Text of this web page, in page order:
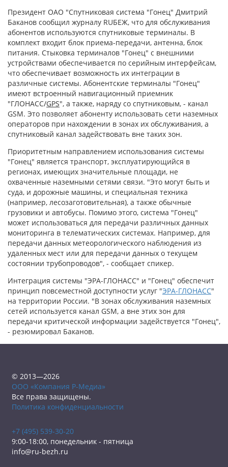
Президент ОАО "Спутниковая система "Гонец" Дмитрий
Баканов сообщил журналу RUБЕЖ, что для обслуживания
абонентов используются спутниковые терминалы. В
комплект входит блок приема-передачи, антенна, блок
питания. Стыковка терминалов "Гонец" с внешними
устройствами обеспечивается по серийным интерфейсам,
что обеспечивает возможность их интеграции в
различные системы. Абонентские терминалы "Гонец"
имеют встроенный навигационный приемник
"ГЛОНАСС/GPS", а также, наряду со спутниковым, - канал
GSM. Это позволяет абоненту использовать сети наземных
операторов при нахождении в зонах их обслуживания, а
спутниковый канал задействовать вне таких зон.
Приоритетным направлением использования системы
"Гонец" является транспорт, эксплуатирующийся в
регионах, имеющих значительные площади, не
охваченные наземными сетями связи. "Это могут быть и
суда, и дорожные машины, и специальная техника
(например, лесозаготовительная), а также обычные
грузовики и автобусы. Помимо этого, система "Гонец"
может использоваться для передачи различных данных
мониторинга в телематических системах. Например, для
передачи данных метеорологического наблюдения из
удаленных мест или для передачи данных о текущем
состоянии трубопроводов", - сообщает спикер.
Интеграция системы "ЭРА-ГЛОНАСС" и "Гонец" обеспечит
принцип повсеместной доступности услуг "ЭРА-ГЛОНАСС"
на территории России. "В зонах обслуживания наземных
сетей используется канал GSM, а вне этих зон для
передачи критической информации задействуется "Гонец",
- резюмировал Баканов.
© 2013—2026
ООО «Компания Р-Медиа»
Все права защищены.
Политика конфиденциальности
+7 (495) 539-30-20
9:00-18:00, понедельник - пятница
info@ru-bezh.ru